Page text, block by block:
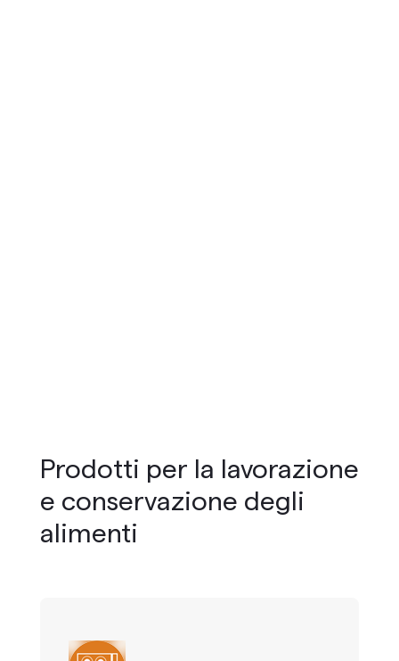
Prodotti per la lavorazione
e conservazione degli
alimenti